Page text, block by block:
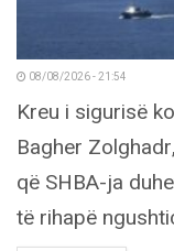
08/08/2026 - 21:54
Kreu i sigurisë
Bagher
që SHBA-ja
të rihapë